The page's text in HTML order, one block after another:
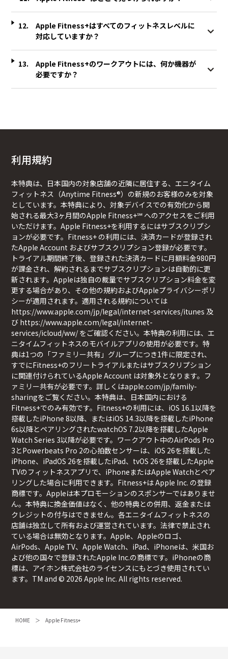
Apple Fitness+はすべてのフィットネスレベルに
対応していますか？
Apple Fitness+のワークアウトには、何か機器が
必要ですか？
利用規約
本特典は、日本国内の対象店舗の近隣に居住する、エニタイム
フィットネス（Anytime Fitness®）の新規のお客様のみを対象
としています。本特典により、対象デバイスでの有効化から開
始される最大3ヶ月間のApple Fitness+℠ へのアクセスをご利用
いただけます。Apple Fitness+を利用するにはサブスクリプシ
ョンが必要です。Fitness+ の利用には、決済カードが登録され
たApple Account およびサブスクリプション登録が必要です。
トライアル期間終了後、登録された決済カードに月額料金980円
が課金され、解約されるまでサブスクリプションは自動的に更
新されます。Appleは独自の裁量でサブスクリプション料金を変
更する場合があり、その他の規約およびAppleプライバシーポリ
シーが適用されます。適用される規約については
https://www.apple.com/jp/legal/internet-services/itunes 及
び https://www.apple.com/legal/internet-
services/icloud/ww/をご確認ください。本特典の利用には、エ
ニタイムフィットネスのモバイルアプリの使用が必要です。特
典は1つの「ファミリー共有」グループにつき1件に限定され、
すでにFitness+のフリートライアルまたはサブスクリプション
に関連付けられているApple Account は対象外となります。フ
ァミリー共有が必要です。詳しくはapple.com/jp/family-
sharingをご覧ください。本特典は、日本国内における
Fitness+でのみ有効です。Fitness+の利用には、iOS 16.1以降を
搭載したiPhone 8以降、またはiOS 14.3以降を搭載したiPhone
6s以降とペアリングされたwatchOS 7.2以降を搭載したApple
Watch Series 3以降が必要です。ワークアウト中のAirPods Pro
3とPowerbeats Pro 2の心拍数センサーは、iOS 26を搭載した
iPhone、iPadOS 26を搭載したiPad、tvOS 26を搭載したApple
TVのフィットネスアプリで、iPhoneまたはApple Watchとペア
リングした場合に利用できます。Fitness+は Apple Inc. の登録
商標です。Appleは本プロモーションのスポンサーではありませ
ん。本特典に換金価値はなく、他の特典との併用、返金または
クレジットの付与はできません。各エニタイムフィットネスの
店舗は独立して所有および運営されています。法律で禁止され
ている場合は無効となります。Apple、Appleのロゴ、
AirPods、Apple TV、Apple Watch、iPad、iPhoneは、米国お
よび他の国々で登録されたApple Inc.の商標です。iPhoneの商
標は、アイホン株式会社のライセンスにもとづき使用されてい
ます。TM and © 2026 Apple Inc. All rights reserved.
HOME Apple Fitness+